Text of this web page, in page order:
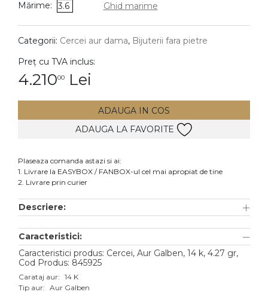
DIAMANTE Vezi toate
Cercei
Accesorii
Aur alb
Aur roz
Aur mixt
Mărime: 3.6 Ghid marime
Categorii: Cercei aur dama, Bijuterii fara pietre
Preț cu TVA inclus:
4.21000 Lei
ADAUGA IN COS
ADAUGA LA FAVORITE
Plaseaza comanda astazi si ai:
1. Livrare la EASYBOX / FANBOX-ul cel mai apropiat de tine
2. Livrare prin curier
Descriere:
Caracteristici:
Caracteristici produs: Cercei, Aur Galben, 14 k, 4.27 gr,
Cod Produs: 845925
Carataj aur: 14 K
Tip aur: Aur Galben